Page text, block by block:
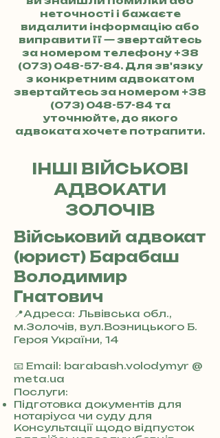
неточності і бажаєте
видалити інформацію або
виправити її — звертайтесь
за номером телефону +38
(073) 048-57-84. Для зв'язку
з конкретним адвокатом
звертайтесь за номером +38
(073) 048-57-84та
уточнюйте, до якого
адвоката хочете потрапити.
ІНШІ ВІЙСЬКОВІ
АДВОКАТИ
ЗОЛОЧІВ
Військовий адвокат
(юрист) Барабаш
Володимир
Гнатович
📍Адреса: Львівська обл.,
м.Золочів, вул.Возницького Б.
Героя України, 14
3
8
0
7
3
0
📧 Email: barabash.volodymyr @
meta.ua
Послуги:
Підготовка документів для
нотаріуса чи суду для
Консультації щодо відпусток